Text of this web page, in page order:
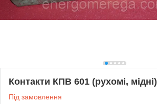
Контакти КПВ 601 (рухомі, мідні)
Під замовлення